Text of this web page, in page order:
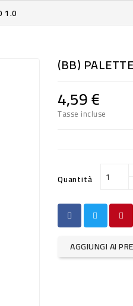
1.0
(BB)
4,59 €
Tasse incluse
Quantità
AGGIUNGI AI